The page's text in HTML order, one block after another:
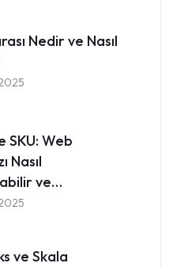
Nedir ve Nasıl
SKU: Web
Nasıl
ve…
ve Skala